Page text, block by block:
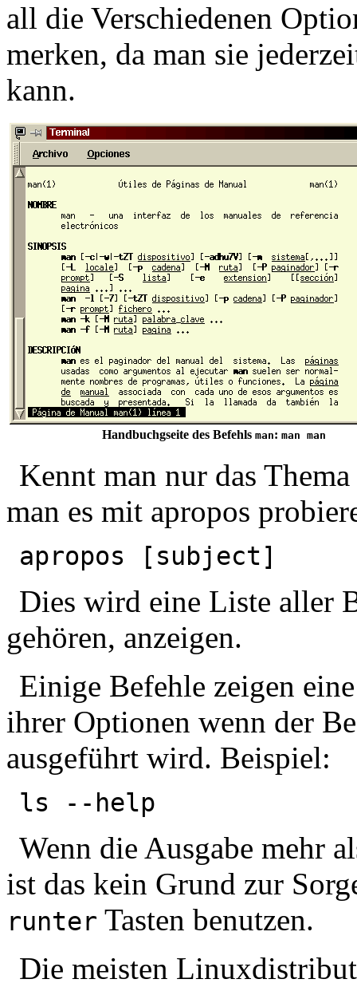
all die Verschiedenen
merken, da man sie
kann.
Handbuchgseite des Befehls man: man man
Kennt man nur das
man es mit apropos
apropos [subject]
Dies wird eine Liste aller
gehören, anzeigen.
Einige Befehle zeigen
ihrer Optionen wenn der
ausgeführt wird. Beispiel:
ls --help
Wenn die Ausgabe mehr
ist das kein Grund zur
runter Tasten benutzen.
Die meisten